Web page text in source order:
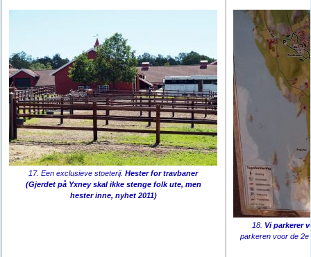
17. Een exclusieve stoeterij.Hester for travbaner
(Gjerdet på Yxney skal ikke stenge folk ute, men
hester inne, nyhet 2011)
18. Vi parkerer
parkeren voor de 2e